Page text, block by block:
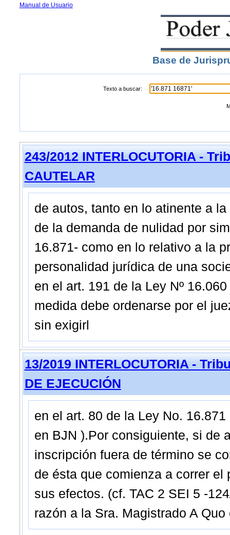
Manual de Usuario
Base de
Texto a buscar:
243/2012 INTERLOCUTORIA -
CAUTELAR
de autos, tanto en lo atinente a
de la demanda de nulidad por
16.871- como en lo relativo a la
personalidad jurídica de una
en el art. 191 de la Ley Nº
medida debe ordenarse por el
sin exigirl
13/2019 INTERLOCUTORIA -
DE EJECUCIÓN
en el art. 80 de la Ley No.
en BJN ).Por consiguiente, si de
inscripción fuera de término se
de ésta que comienza a correr
sus efectos. (cf. TAC 2 SEI 5 -
razón a la Sra. Magistrado A